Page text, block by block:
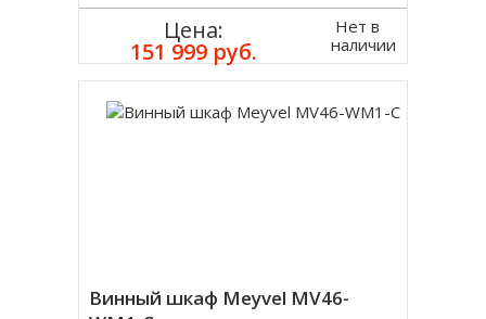
Цена:
151 999 руб.
Нет в
наличии
Винный шкаф Meyvel MV46-